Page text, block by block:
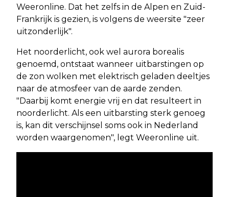
Weeronline. Dat het zelfs in de Alpen en Zuid-
Frankrijk is gezien, is volgens de weersite "zeer
uitzonderlijk".
Het noorderlicht, ook wel aurora borealis
genoemd, ontstaat wanneer uitbarstingen op
de zon wolken met elektrisch geladen deeltjes
naar de atmosfeer van de aarde zenden.
"Daarbij komt energie vrij en dat resulteert in
noorderlicht. Als een uitbarsting sterk genoeg
is, kan dit verschijnsel soms ook in Nederland
worden waargenomen", legt Weeronline uit.